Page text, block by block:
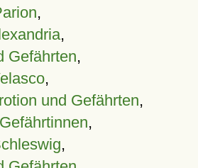
,
,
Gefährten,
,
und Gefährten,
,
,